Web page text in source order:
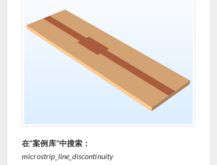
在“案例库”中搜索：
microstrip_line_discontinuity